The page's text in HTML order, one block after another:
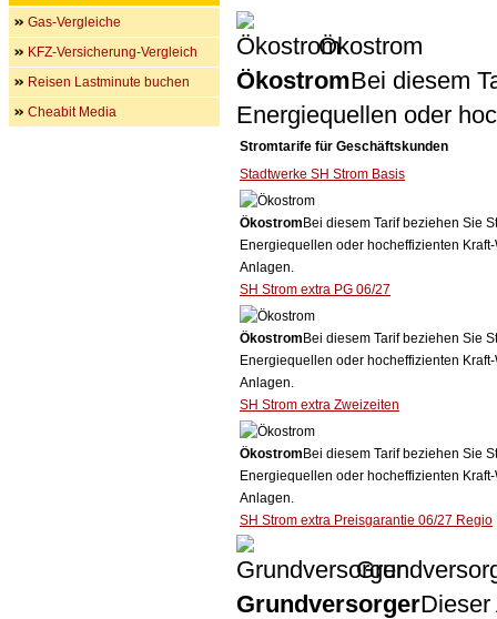
Ökostrom
ÖkostromBei diesem
Energiequellen oder
Stromtarife für Geschäftskunden
Stadtwerke SH Strom Basis
Ökostrom Bei diesem Tarif beziehen Sie
Energiequellen oder hocheffizienten
Anlagen.
SH Strom extra PG 06/27
Ökostrom Bei diesem Tarif beziehen Sie
Energiequellen oder hocheffizienten
Anlagen.
SH Strom extra Zweizeiten
Ökostrom Bei diesem Tarif beziehen Sie
Energiequellen oder hocheffizienten
Anlagen.
SH Strom extra Preisgarantie 06/27 Regio
GrundversorgerDieser
Gas-Vergleiche
KFZ-Versicherung-Vergleich
Reisen Lastminute buchen
Cheabit Media